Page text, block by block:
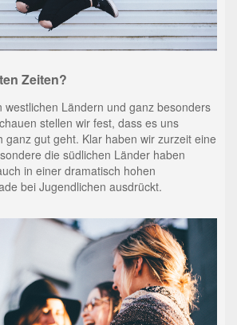
Zeiten?
westlichen Ländern und ganz besonders
stellen wir fest, dass es uns
ganz gut geht. Klar haben wir zurzeit eine
die südlichen Länder haben
in einer dramatisch hohen
bei Jugendlichen ausdrückt.